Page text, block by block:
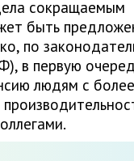
сокращаемым
быть
по
в первую
людям с